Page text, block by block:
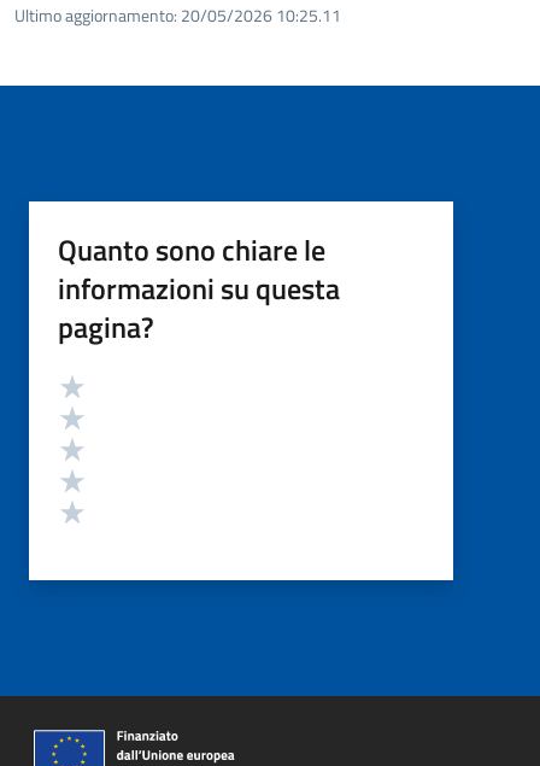
Ultimo aggiornamento: 20/05/2026 10:25.11
Quanto sono chiare le
informazioni su questa
pagina?
Valutazione